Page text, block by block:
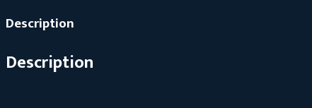
Description
Description